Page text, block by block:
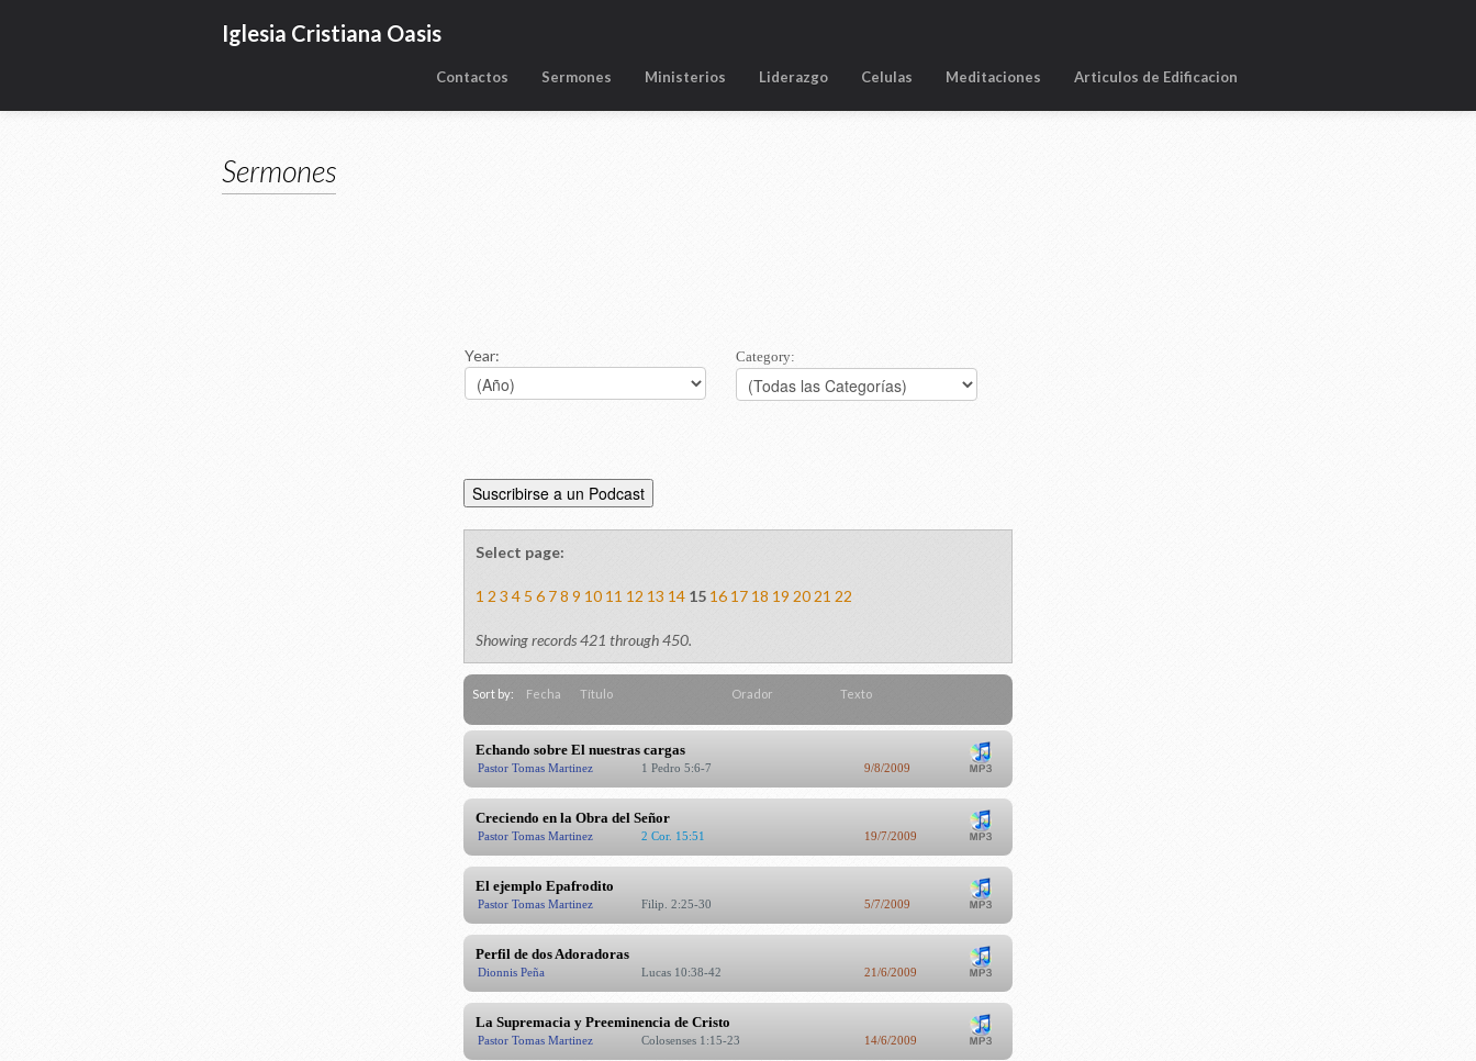
Iglesia Cristiana Oasis
Contactos Sermones Ministerios Liderazgo Celulas Meditaciones Articulos de Edificacion
Sermones
Year: Category:
Select page:
1 2 3 4 5 6 78 9 10 11 12 13 14 15 16 17 18 19 20 21 22
Showing records 421 through 450.
Sort by: Fecha Título Orador Texto
Echando sobre El nuestras cargas
Pastor Tomas Martinez 1 Pedro 5:6-7 9/8/2009
Creciendo en la Obra del Señor
Pastor Tomas Martinez 2 Cor. 15:51 19/7/2009
El ejemplo Epafrodito
Pastor Tomas Martinez Filip. 2:25-30 5/7/2009
Perfil de dos Adoradoras
Dionnis Peña Lucas 10:38-42 21/6/2009
La Supremacia y Preeminencia de Cristo
Pastor Tomas Martinez Colosenses 1:15-23 14/6/2009